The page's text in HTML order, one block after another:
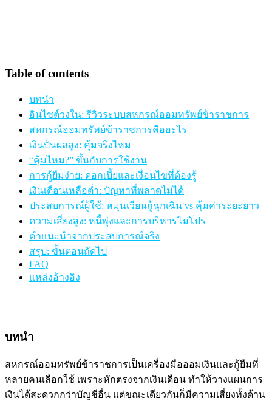
Table of contents
บทนำ
อินไซต์วงใน: รีวิวระบบสหกรณ์ออมทรัพย์ข้าราชการ
สหกรณ์ออมทรัพย์ข้าราชการคืออะไร
เงินปันผลสูง: คุ้มจริงไหม
“คุ้มไหม?” ขึ้นกับการใช้งาน
การกู้ยืมง่าย: ดอกเบี้ยและเงื่อนไขที่ต้องรู้
เงินเดือนเหลือต่ำ: ปัญหาที่พลาดไม่ได้
ประสบการณ์ผู้ใช้: หมุนเวียนกู้ฉุกเฉิน vs คุ้มค่าระยะยาว
ความเสี่ยงสูง: หนี้พุ่งและการบริหารไม่โปร
คำแนะนำจากประสบการณ์จริง
สรุป: ขั้นตอนถัดไป
FAQ
แหล่งอ้างอิง
บทนำ
สหกรณ์ออมทรัพย์ข้าราชการเป็นเครื่องมือออมเงินและกู้ยืมที่
หลายคนเลือกใช้ เพราะหักตรงจากเงินเดือน ทำให้วางแผนการ
เงินได้สะดวกกว่าบัญชีอื่น แต่ขณะเดียวกันก็มีความเสี่ยงทั้งด้าน